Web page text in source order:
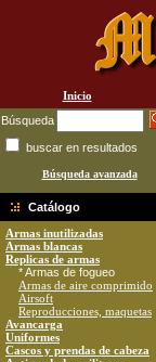
Inicio
Búsqueda
buscar en resultados
Búsqueda avanzada
Catálogo
Armas inutilizadas
Armas blancas
Replicas de armas
* Armas de fogueo
Armas de aire comprimido
Airsoft
Reproducciones, maquetas
Avancarga
Uniformes
Cascos y prendas de cabeza